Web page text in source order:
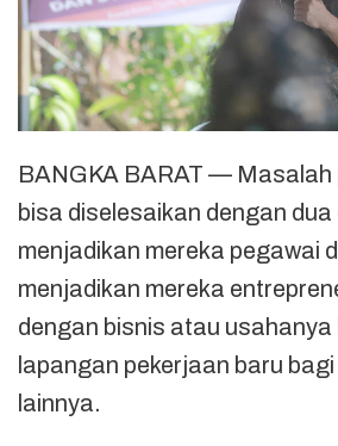
BANGKA BARAT — Masalah
bisa diselesaikan dengan
menjadikan mereka pegawai
menjadikan mereka
dengan bisnis atau usahanya
lapangan pekerjaan baru
lainnya.